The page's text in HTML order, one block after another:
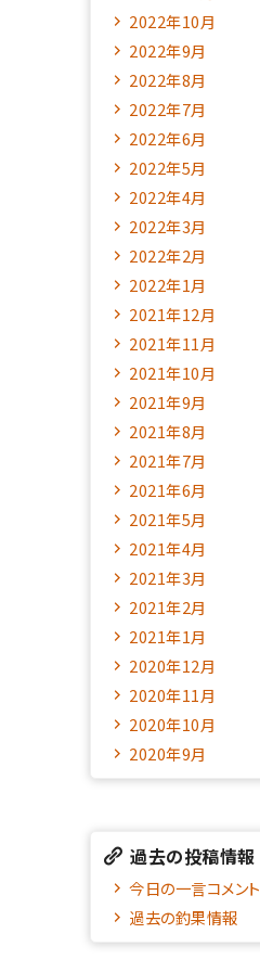
2022年10月
2022年9月
2022年8月
2022年7月
2022年6月
2022年5月
2022年4月
2022年3月
2022年2月
2022年1月
2021年12月
2021年11月
2021年10月
2021年9月
2021年8月
2021年7月
2021年6月
2021年5月
2021年4月
2021年3月
2021年2月
2021年1月
2020年12月
2020年11月
2020年10月
2020年9月
過去の投稿情報
今日の一言コメント
過去の釣果情報